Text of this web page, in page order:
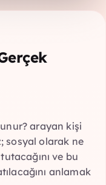
arayan kişi
sosyal olarak ne
ve bu
anlamak